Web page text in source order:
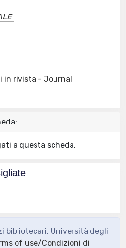
in rivista - Journal
a questa scheda.
bibliotecari, Università degli
of use/Condizioni di